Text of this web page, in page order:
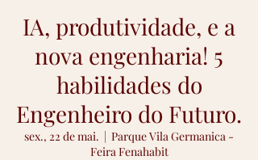
IA, produtividade, e a
nova engenharia! 5
habilidades do
Engenheiro do Futuro.
sex., 22 de mai.
  |
Parque Vila Germanica -
Feira Fenahabit